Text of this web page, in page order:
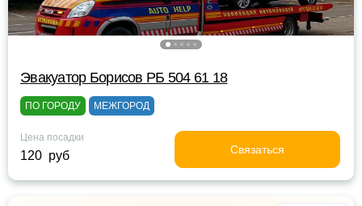
Эвакуатор Борисов РБ 504 61 18
ПО ГОРОДУ МЕЖГОРОД
Цена посадки
120 руб Связаться